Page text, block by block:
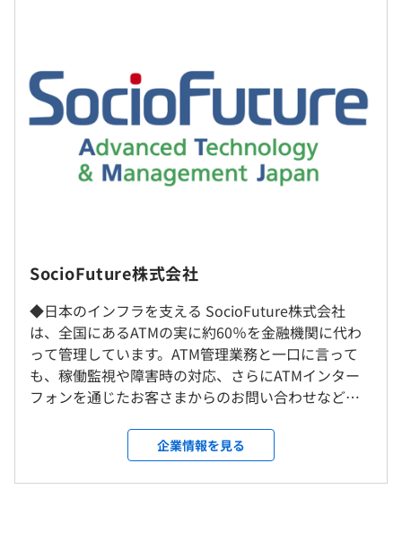
局の共同窓口など、革新的なビジネスモデルを確立してき
ました。エンジニアとして、次世代の社会インフラづくり
に携われる点が魅力です。
③ 海外事業と新規ビジネスの展開
近年はASEANを中心に海外へも積極的に事業展開をして
幅広い分野の新規ビジネスにも積極的に挑戦しているた
め、エンジニアとして幅広い経験ができる環境です。
代表的なソリューションは以下の4つです。業界初の
「ATMアウトソーシングサービス」や、近年では金融機関
ューションで貢献してきた実績があります。
■ATM監視アウトソーシング
＜変更範囲＞
会社の定める場所
受動喫煙防止措置に関する事項
屋内禁煙
※拠点により喫煙専用室設置あり
想定年収 は年収提示額を保証するものではありません）
休憩時間：45分
平均残業時間：平均10.1時間／月
年間休日121日 ※2023年度実績
・完全週休2日制
・年末年始休暇（12月30日～1月4日）
・有給休暇（初年度10日
・最大20日）
2年度前 採用者数66人 離職者数5人
3年度前 採用者数22人 離職者数4人
過去３年間の新卒採用者数の男女別人数
前年度 男性20人 女性23人
2年度前 男性31人 女性35人
3年度前 男性11人 女性11人
研修の有無及び内容
新入社員研修、実務研修、ロジカルシンキング研修、コー
チング研修、デザイン思考研修、社内起業制度、e-
Learning 等
自己啓発支援の有無及びその内容
「資格取得支援制度」を完備し、資格取得に関する費用・
研修の受講料を会社で一部負担するほか、推奨している資
格を取得した場合には報奨金を支給
SocioFuture株式会社
◆日本のインフラを支える SocioFuture株式会社
は、全国にあるATMの実に約60％を金融機関に代わ
って管理しています。ATM管理業務と一口に言って
も、稼働監視や障害時の対応、さらにATMインター
フォンを通じたお客さまからのお問い合わせなど多
先にある人々の生活をもサポートしているのです。
国内すべてのメガバンクから出資を受ける安定企業
の当社でなら、安心してお仕事をはじめていただけ
企業情報を見る